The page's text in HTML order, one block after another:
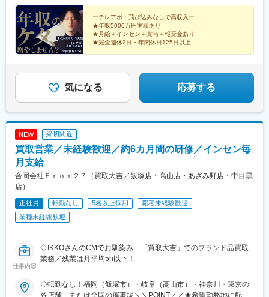
西町駅、具同駅、浜崎駅、朝霞台駅、東岩槻駅、大野原駅、亀山
駅(三重県)、三瀬谷駅、南鳥海駅、鶴岡駅、赤湯駅、奈古駅、日野
駅(滋賀県)、堅田駅、近江長岡駅、十文字駅、扇田駅、三ツ境駅、
鴨宮駅、三沢駅(青森県)、板柳駅、磐田駅、美川駅、野々市駅(Ｉ
Ｒいしかわ鉄道線)、九重駅、滑河駅、大網駅、北信太駅、寝屋川
作駅、和泉多摩川駅、井荻駅、阿波山川駅、石井駅(徳島県)、南小
松島駅、ゆいの杜東駅、高久駅、五位堂駅、富雄駅、西加積駅、
東野尻駅、ハーモニーホール駅、遠賀川駅、行橋駅、糸島高校前
駅、大山駅(東京都)、モレラ岐阜駅、千歳駅(北海道)、卸町駅(宮城
県)、伏屋駅、吉塚駅、伊予三島駅、友部駅、花崎駅、偕楽園駅、
守谷駅、ゆめみ野駅、北春日部駅、上星川駅、善行駅、三崎口
駅、内宿駅、柏の葉キャンパス駅、岩瀬駅、古河駅、鶴瀬駅、東
武動物公園駅、上板橋駅、本厚木駅、亀戸水神駅、東千葉駅、高
田駅(神奈川県)、向ケ丘遊園駅、北山田駅(神奈川県)、西武柳沢
里駅、栗橋駅、樅山駅、湯河原駅、松戸駅、東富岡駅、新鹿沼
駅、楡木駅、原木中山駅、東林間駅、東武宇都宮駅、秩父駅、小
竹向原駅、鶴間駅、西大島駅、新浦安駅、本蓮沼駅、相模原駅、
駅、新守谷駅、流山おおたかの森駅、南柏駅、明大前駅、塚原
駅、瀬谷駅、北茅ケ崎駅、千葉ニュータウン中央駅、柏駅、西小
西立川駅、北八王子駅、三鷹駅、曳舟駅、西葛西駅、逗子駅、宮
崎台駅、並木北駅、古淵駅、矢板駅、北真岡駅、伊勢原駅、淵野
ーテレアポ・飛び込みなしで高収入ー
★年収5000万円実績あり
★月給＋インセン＋賞与＋報奨金あり
★完全週休2日・年間休日125日以上
気になる 応募する
NEW 締切間近
買取営業／未経験歓迎／約6カ月間の研修／インセン毎
月支給
合同会社Ｆｒｏｍ２７（買取大吉／飯塚店・高山店・あざみ野店・中目黒
店）
正社員 転勤なし 5名以上採用
職種未経験歓迎
業種未経験歓迎
仕事内容
◇IKKOさんのCMでお馴染み…「買取大吉」でのブランド品買取
業務／残業は月平均5h以下！
◇転勤なし！福岡（飯塚市）・岐阜（高山市）・神奈川・東京の
各店舗、または全国の催事場＼＼POINT／／★希望勤務地に配属